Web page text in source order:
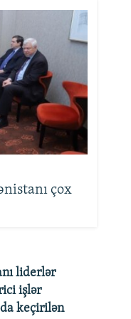
çox
liderlər
işlər
keçirilən